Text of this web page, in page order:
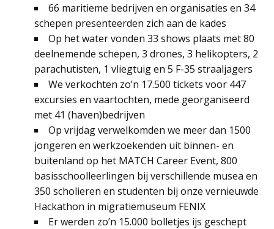
66 maritieme bedrijven en organisaties en 34
schepen presenteerden zich aan de kades
Op het water vonden 33 shows plaats met 80
deelnemende schepen, 3 drones, 3 helikopters, 2
parachutisten, 1 vliegtuig en 5 F-35 straaljagers
We verkochten zo’n 17.500 tickets voor 447
excursies en vaartochten, mede georganiseerd
met 41 (haven)bedrijven
Op vrijdag verwelkomden we meer dan 1500
jongeren en werkzoekenden uit binnen- en
buitenland op het MATCH Career Event, 800
basisschoolleerlingen bij verschillende musea en
350 scholieren en studenten bij onze vernieuwde
Hackathon in migratiemuseum FENIX
Er werden zo’n 15.000 bolletjes ijs geschept